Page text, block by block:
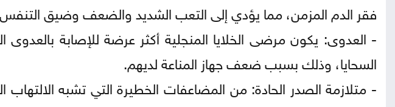
فقر الدم المزمن، مما يؤدي إلى التعب الشديد والضعف وضيق
- العدوى: يكون مرضى الخلايا المنجلية أكثر عرضة للإصابة بالعدوى
السحايا، وذلك بسبب ضعف جهاز المناعة لديهم.
- متلازمة الصدر الحادة: من المضاعفات الخطيرة التي تشبه